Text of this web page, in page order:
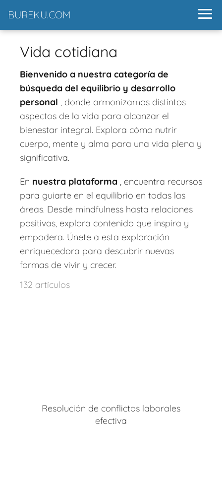
BUREKU.COM
Vida cotidiana
Bienvenido a nuestra categoría de
búsqueda del equilibrio y desarrollo
personal , donde armonizamos distintos
aspectos de la vida para alcanzar el
bienestar integral. Explora cómo nutrir
cuerpo, mente y alma para una vida plena y
significativa.
En nuestra plataforma , encuentra recursos
para guiarte en el equilibrio en todas las
áreas. Desde mindfulness hasta relaciones
positivas, explora contenido que inspira y
empodera. Únete a esta exploración
enriquecedora para descubrir nuevas
formas de vivir y crecer.
132 artículos
Resolución de conflictos laborales
efectiva